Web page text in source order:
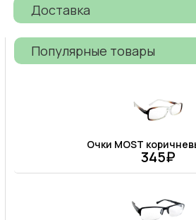
Доставка
Популярные товары
Очки MOST
345₽